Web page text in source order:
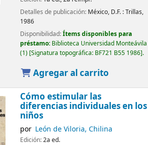
Detalles de publicación: México, D.F. :Trillas,
1986
Disponibilidad:Ítems disponibles para
préstamo: Biblioteca Universidad Monteávila
(1) Signatura topográfica: BF721 B55 1986 .
Agregar al carrito
Cómo estimular las
diferencias individuales en los
niños
por León de Viloria, Chilina
Edición:2a ed.